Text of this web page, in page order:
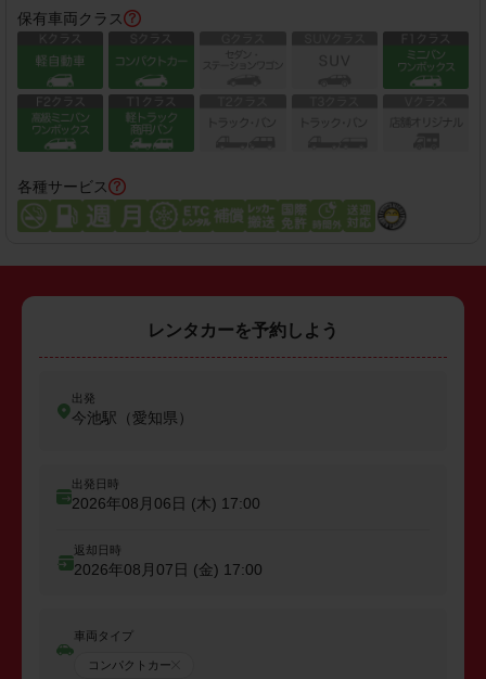
保有車両クラス
各種サービス
レンタカーを予約しよう
出発
今池駅（愛知県）
出発日時
2026年08月06日 (木) 17:00
返却日時
2026年08月07日 (金) 17:00
車両タイプ
コンパクトカー